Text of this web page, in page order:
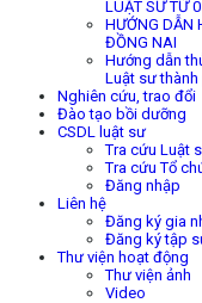
LUẬT SƯ TỪ
HƯỚNG DẪN
ĐỒNG NAI
Hướng dẫn
Luật sư
Nghiên cứu, trao đổi
Đào tạo bồi dưỡng
CSDL luật sư
Tra cứu Luật
Tra cứu Tổ
Đăng nhập
Liên hệ
Đăng ký gia
Đăng ký tập
Thư viện hoạt động
Thư viện ảnh
Video